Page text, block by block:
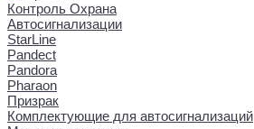
Контроль Охрана
Автосигнализации
StarLine
Pandect
Pandora
Pharaon
Призрак
Комплектующие для автосигнализаций